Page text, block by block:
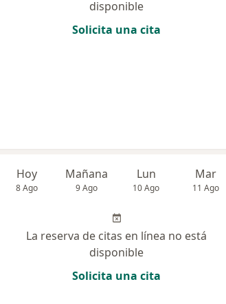
disponible
Solicita una cita
Hoy
8 Ago
Mañana
9 Ago
Lun
10 Ago
Mar
11 Ago
La reserva de citas en línea no está
disponible
Solicita una cita